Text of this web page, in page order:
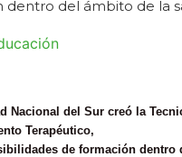
dentro del ámbito de la
Nacional del Sur creó la
Terapéutico,
de formación dentro